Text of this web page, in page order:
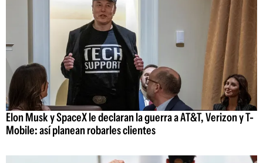
Elon Musk y SpaceX le declaran la guerra a AT&T, Verizon y T-
Mobile: así planean robarles clientes